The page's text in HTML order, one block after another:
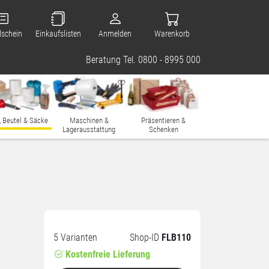
Einkaufslisten Anmelden Warenkorb
Beratung Tel. 0800 - 8995 000
Beutel & Säcke
Maschinen &
Lagerausstattung
Präsentieren &
Schenken
5 Varianten Shop-ID FLB110
Kostenfreie Lieferung